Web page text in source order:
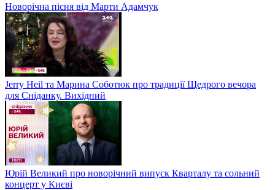
Новорічна пісня від Марти Адамчук
Jerry Heil та Марина Соботюк про традиції Щедрого вечора
для Сніданку. Вихідний
Юрій Великий про новорічний випуск Кварталу та сольний
концерт у Києві